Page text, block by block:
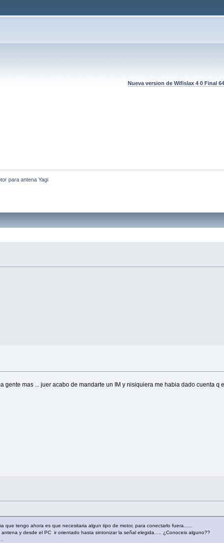
Nueva version de Wifislax 4 0 Final
para antena Yagi
gente mas ... juer acabo de mandarte un IM y nisiquiera me habia dado cuenta q
tengo ahora es que necesitaria algun tipo de motor, para conectarlo fuera......
y desde el PC ir orientado hasta sintonizar la señal elegida..... ¿Conoceis alguno??